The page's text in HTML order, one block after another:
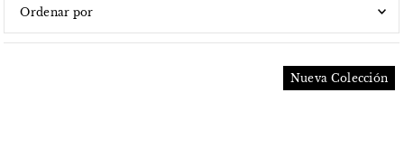
Características
Nueva Colección